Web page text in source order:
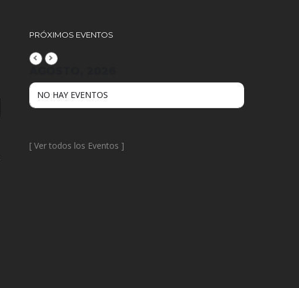
PRÓXIMOS EVENTOS
NO HAY EVENTOS
[ Ver todos los Eventos ]